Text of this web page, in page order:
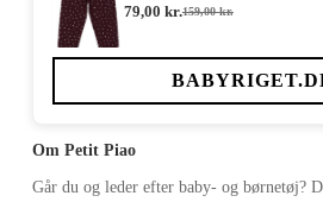
159,00kr.
Den
pris
var:
79,00 kr.Den
pris
er:
Om Petit Piao
Går du og leder efter baby- og børnetøj?